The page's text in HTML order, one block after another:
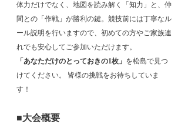
体力だけでなく、地図を読み解く「知力」と、仲
間との「作戦」が勝利の鍵。競技前には丁寧なル
ール説明を行いますので、初めての方やご家族連
れでも安心してご参加いただけます。
「あなただけのとっておきの1枚」 を松島で見つ
けてください。 皆様の挑戦をお待ちしていま
す！
■大会概要